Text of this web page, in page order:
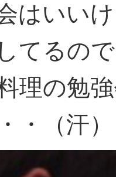
はいい
てるの
理の勉
・（汗）